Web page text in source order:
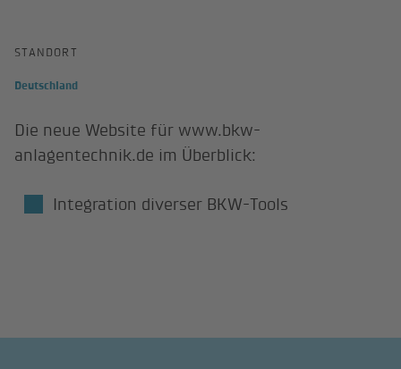
STANDORT
Deutschland
Die neue Website für www.bkw-
anlagentechnik.de im Überblick:
Integration diverser BKW-Tools